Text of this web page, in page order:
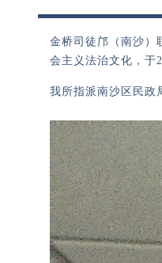
金桥司徒邝（南沙）
会主义法治文化，于
我所指派南沙区民政